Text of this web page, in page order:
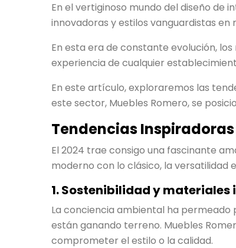
En el vertiginoso mundo del diseño de
innovadoras y estilos vanguardistas en
En esta era de constante evolución,
experiencia de cualquier
En este artículo, exploraremos las
este sector, Muebles Romero, se
Tendencias
El 2024 trae consigo una fascinante
moderno con lo clásico, la versatilidad
1. Sostenibilidad y materiales
La conciencia ambiental ha permeado
están ganando terreno. Muebles
comprometer el estilo o la calidad.